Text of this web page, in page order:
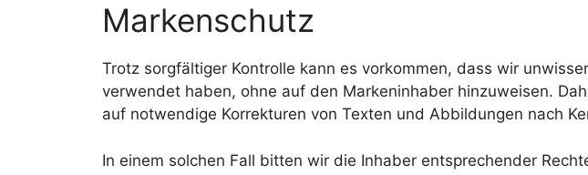
Markenschutz
Trotz sorgfältiger Kontrolle kann es vorkommen, dass wir
verwendet haben, ohne auf den Markeninhaber hinzuweisen.
auf notwendige Korrekturen von Texten und Abbildungen nach
In einem solchen Fall bitten wir die Inhaber entsprechender